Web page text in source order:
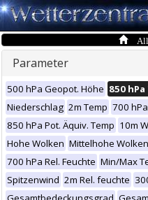
Parameter
500 hPa Geopot. Höhe 850
Niederschlag 2m Temp 700
850 hPa Pot. Äquiv. Temp 10m
Hohe Wolken Mittelhohe Wolken
700 hPa Rel. Feuchte Min/Max
Spitzenwind 2m Rel. feuchte